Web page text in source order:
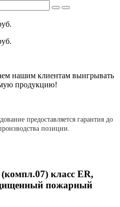
нашим клиентам выигрывать
продукцию!
предоставляется гарантия до
позиции.
класс ЕR,
пожарный